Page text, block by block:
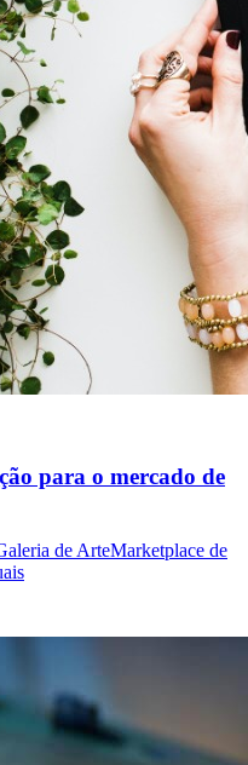
para o mercado de
de ArteMarketplace de